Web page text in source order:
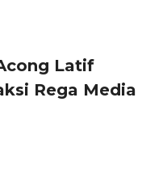
Latif
Rega Media